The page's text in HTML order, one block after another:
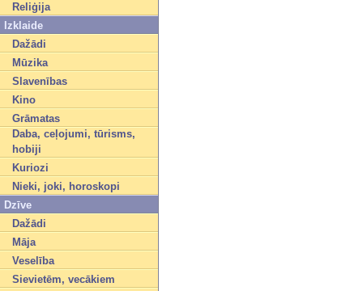
Reliģija
Izklaide
Dažādi
Mūzika
Slavenības
Kino
Grāmatas
Daba, ceļojumi, tūrisms,
hobiji
Kuriozi
Nieki, joki, horoskopi
Dzīve
Dažādi
Māja
Veselība
Sievietēm, vecākiem